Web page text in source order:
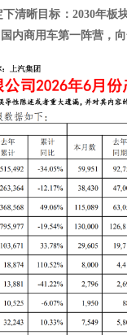
清晰目标：2030年板
内商用车第一阵营，向